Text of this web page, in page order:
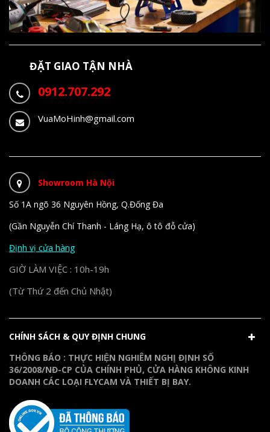
ĐẶT GIAO TẬN NHÀ
0912.707.292
VuaMoHinh@gmail.com
Showroom Hà Nội
Số 1A ngõ 36 Nguyên Hồng, Q.Đống Đa
(Gần Nguyễn Chí Thanh - Láng Hạ, ô tô đỗ cửa)
Định vị cửa hàng
GIỜ LÀM VIỆC : 10h-19h
(Từ Thứ 2 đến Chủ Nhật)
CHÍNH SÁCH & QUY ĐỊNH CHUNG
THÔNG BÁO : THỰC HIỆN NGHIÊM NGHỊ ĐỊNH SỐ
36/2008/NĐ-CP CỦA CHÍNH PHỦ, CỬA HÀNG KHÔNG KINH
DOANH CÁC LOẠI FLYCAM VÀ THIẾT BỊ BAY.